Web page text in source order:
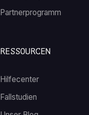
RESSOURCEN
Hilfecenter
Fallstudien
Partnerprogramm